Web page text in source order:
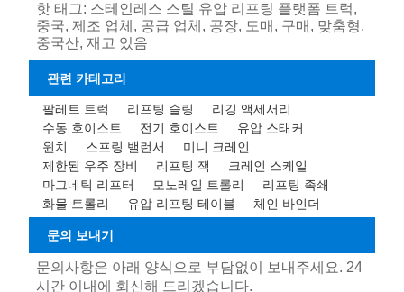
핫 태그: 스테인레스 스틸 유압 리프팅 플랫폼 트럭,
중국, 제조 업체, 공급 업체, 공장, 도매, 구매, 맞춤형,
중국산, 재고 있음
관련 카테고리
팔레트 트럭 리프팅 슬링
리깅 액세서리
수동 호이스트
전기 호이스트
유압 스태커
윈치
스프링 밸런서
미니 크레인
제한된 우주 장비
리프팅 잭
크레인 스케일
마그네틱 리프터
모노레일 트롤리
리프팅 족쇄
화물 트롤리
유압 리프팅 테이블 체인 바인더
문의 보내기
문의사항은 아래 양식으로 부담없이 보내주세요. 24
시간 이내에 회신해 드리겠습니다.